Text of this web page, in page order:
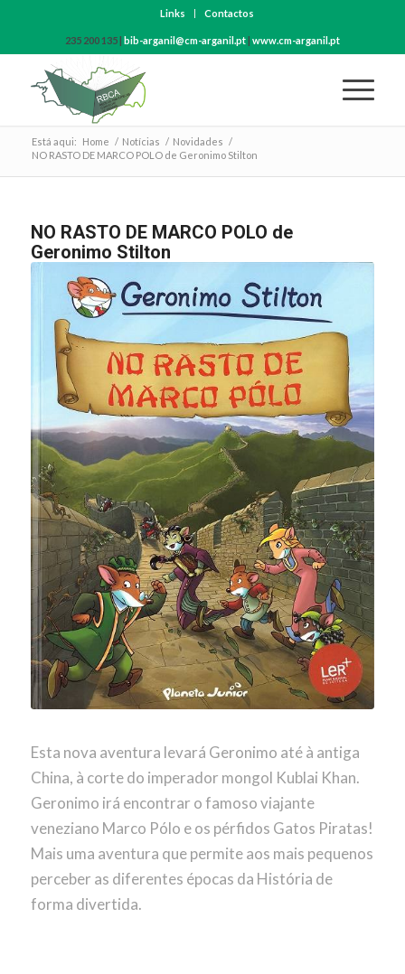
Links Contactos
235 200 135 | bib-arganil@cm-arganil.pt| www.cm-arganil.pt
Está aqui: Home / Notícias / Novidades /
NO RASTO DE MARCO POLO de Geronimo Stilton
NO RASTO DE MARCO POLO de
Geronimo Stilton
Esta nova aventura levará Geronimo até à antiga
China, à corte do imperador mongol Kublai Khan.
Geronimo irá encontrar o famoso viajante
veneziano Marco Pólo e os pérfidos Gatos Piratas!
Mais uma aventura que permite aos mais pequenos
perceber as diferentes épocas da História de
forma divertida.